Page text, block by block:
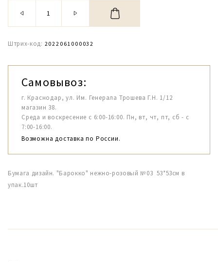
Штрих-код: 2022061000032
Самовывоз:
г. Краснодар, ул. Им. Генерала Трошева Г.Н. 1/12
магазин 38.
Среда и воскресение с 6:00-16:00. Пн, вт, чт, пт, сб - с
7:00-16:00.
Возможна доставка по России.
Бумага дизайн. "Барокко" нежно-розовый №03 53*53см в
упак.10шт